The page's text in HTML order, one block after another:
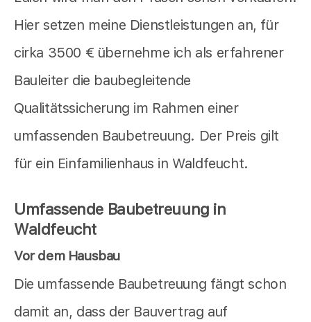
Hier setzen meine Dienstleistungen an, für
cirka 3500 € übernehme ich als erfahrener
Bauleiter die baubegleitende
Qualitätssicherung im Rahmen einer
umfassenden Baubetreuung. Der Preis gilt
für ein Einfamilienhaus in Waldfeucht.
Umfassende Baubetreuung in
Waldfeucht
Vor dem Hausbau
Die umfassende Baubetreuung fängt schon
damit an, dass der Bauvertrag auf